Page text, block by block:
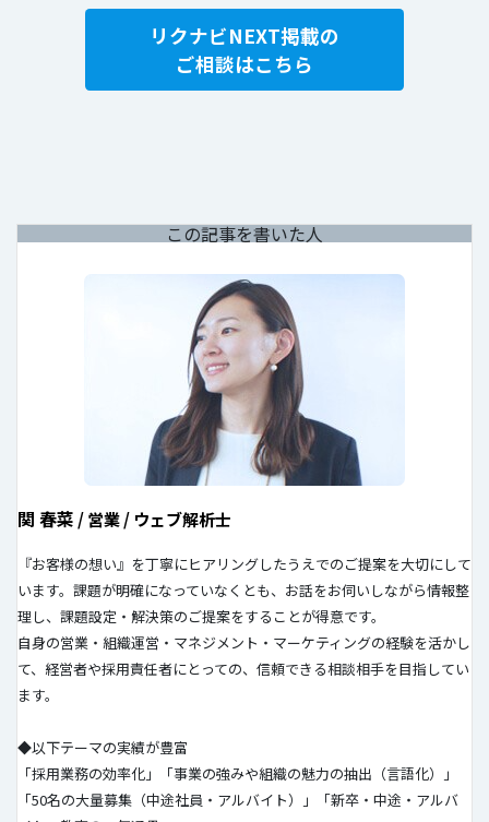
リクナビNEXT掲載の
ご相談はこちら
この記事を書いた人
関 春菜 / 営業 / ウェブ解析士
『お客様の想い』を丁寧にヒアリングしたうえでのご提案を大切にして
います。課題が明確になっていなくとも、お話をお伺いしながら情報整
理し、課題設定・解決策のご提案をすることが得意です。
自身の営業・組織運営・マネジメント・マーケティングの経験を活かし
て、経営者や採用責任者にとっての、信頼できる相談相手を目指してい
ます。
◆以下テーマの実績が豊富
「採用業務の効率化」「事業の強みや組織の魅力の抽出（言語化）」
「50名の大量募集（中途社員・アルバイト）」「新卒・中途・アルバ